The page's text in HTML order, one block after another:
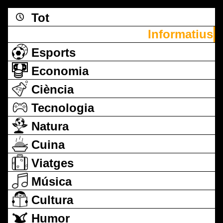
Tot
Informatius
Esports
Economia
Ciència
Tecnologia
Natura
Cuina
Viatges
Música
Cultura
Humor